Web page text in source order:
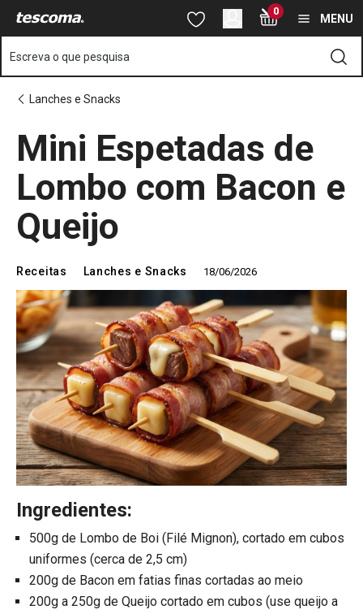
Está na página O melhor petisco para o Mundial! Aprenda a
Saltar para o conteúdo principal
Saltar para a pesquisa
Saltar para a navegação 0
MENU
Escreva o que pesquisa
Lanches e Snacks
Mini Espetadas de
Lombo com Bacon e
Queijo
Receitas Lanches e Snacks 18/06/2026
Ingredientes:
500g de Lombo de Boi (Filé Mignon), cortado em cubos
uniformes (cerca de 2,5 cm)
200g de Bacon em fatias finas cortadas ao meio
200g a 250g de Queijo cortado em cubos (use queijo a